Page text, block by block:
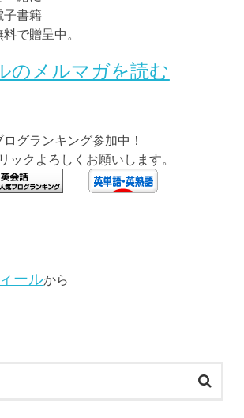
子書籍
で贈呈中。
のメルマガを読む
ログランキング参加中！
ックよろしくお願いします。
ールから